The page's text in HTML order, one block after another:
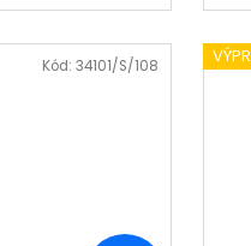
Kód: 34101/S/108